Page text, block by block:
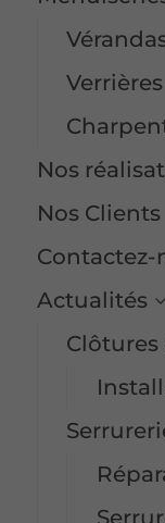
Nos
Nos Clients
Contactez-
Actualités